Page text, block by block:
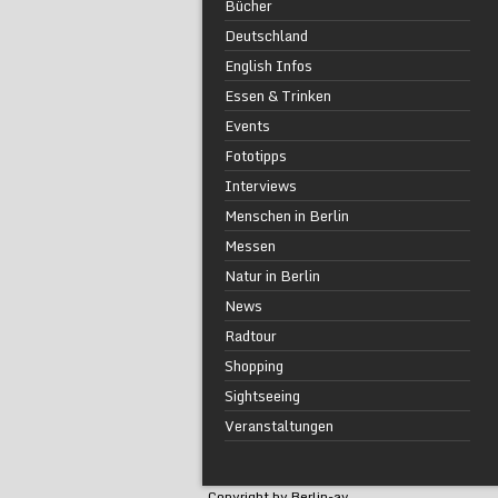
Bücher
Deutschland
English Infos
Essen & Trinken
Events
Fototipps
Interviews
Menschen in Berlin
Messen
Natur in Berlin
News
Radtour
Shopping
Sightseeing
Veranstaltungen